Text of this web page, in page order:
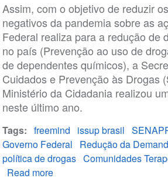
Drogas
Assim, com o objetivo de reduzir
negativos da pandemia sobre as
Federal realiza para a redução de
no país (Prevenção ao uso de
de dependentes químicos), a
Cuidados e Prevenção às Drogas
Ministério da Cidadania realizou
neste último ano.
Tags freemind issup brasil
Governo Federal
Redução da
política de drogas Comunidades
Read moreabout